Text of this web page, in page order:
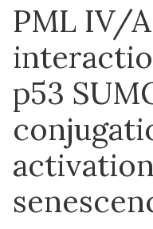
PML IV/
p53